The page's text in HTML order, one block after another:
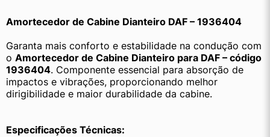
Amortecedor de Cabine Dianteiro DAF – 1936404
Garanta mais conforto e estabilidade na condução com
o Amortecedor de Cabine Dianteiro para DAF – código
1936404. Componente essencial para absorção de
impactos e vibrações, proporcionando melhor
dirigibilidade e maior durabilidade da cabine.
Especificações Técnicas: